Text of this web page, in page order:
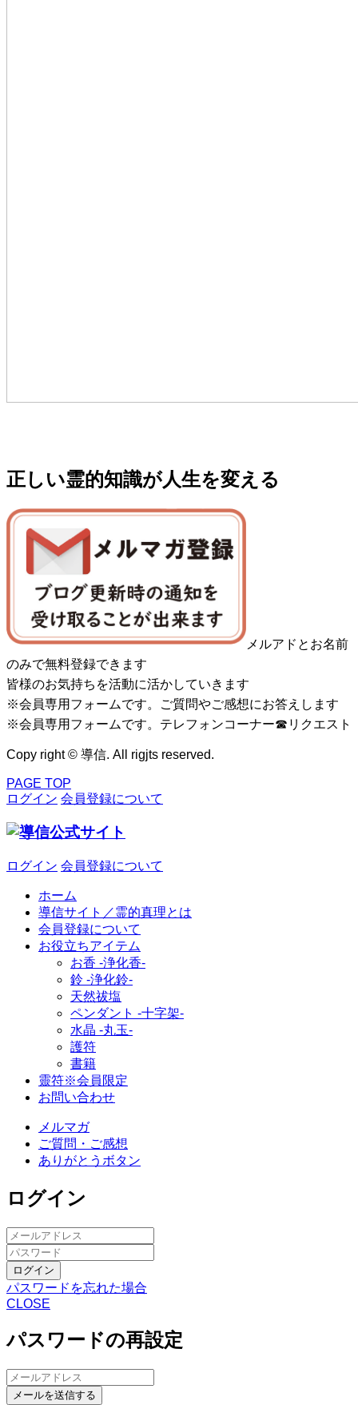
正しい霊的知識が人生を変える
メルアドとお名前
のみで無料登録できます
皆様のお気持ちを活動に活かしていきます
※会員専用フォームです。ご質問やご感想にお答えします
※会員専用フォームです。テレフォンコーナー☎リクエスト
Copy right © 導信. All rigjts reserved.
PAGE TOP
ログイン 会員登録について
ログイン 会員登録について
ホーム
導信サイト／霊的真理とは
会員登録について
お役立ちアイテム
お香 ‐浄化香‐
鈴 ‐浄化鈴‐
天然祓塩
ペンダント -十字架-
水晶 -丸玉-
護符
書籍
靈符※会員限定
お問い合わせ
メルマガ
ご質問・ご感想
ありがとうボタン
ログイン
ログイン
パスワードを忘れた場合
CLOSE
パスワードの再設定
メールを送信する